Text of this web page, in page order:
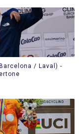
/ Laval) -